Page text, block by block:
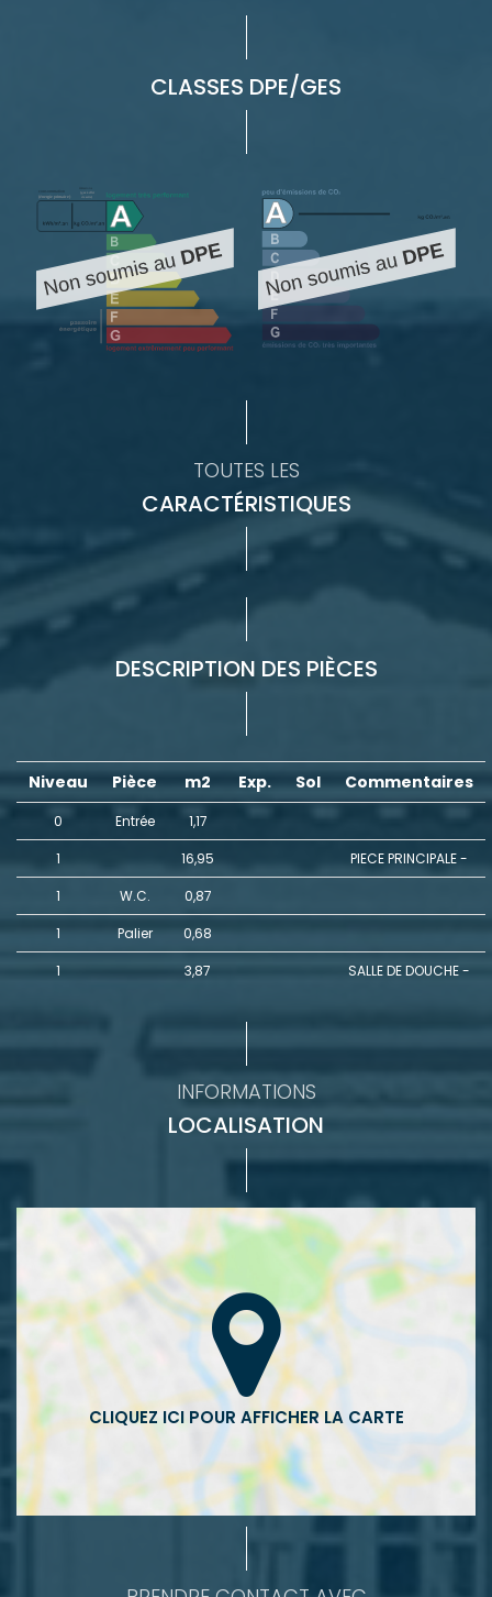
CLASSES DPE/GES
TOUTES LES
CARACTÉRISTIQUES
DESCRIPTION DES PIÈCES
Niveau Pièce m2 Exp. Sol Commentaires
0 Entrée
1,17
1
16,95
PIECE PRINCIPALE -
1
W.C.
0,87
1
Palier
0,68
1
3,87 SALLE DE DOUCHE -
INFORMATIONS
LOCALISATION